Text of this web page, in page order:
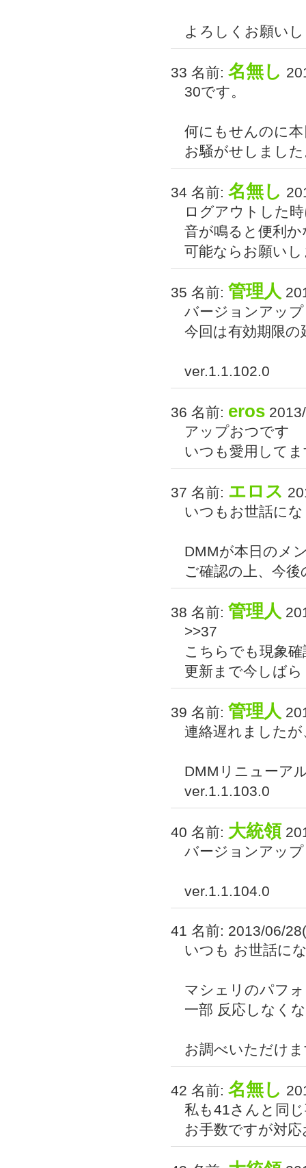
よろしくお願い
33 名前: 名無し
30です。
何にもせんのに
お騒がせしまし
34 名前: 名無し
ログアウトした
音が鳴ると便利
可能ならお願い
35 名前: 管理人
バージョンアッ
今回は有効期限
ver.1.1.102.0
36 名前: eros
アップおつです
いつも愛用して
37 名前: エロス
いつもお世話に
DMMが本日のメ
ご確認の上、今
38 名前: 管理人
>>37
こちらでも現象
更新まで今しば
39 名前: 管理人
連絡遅れました
DMMリニューア
ver.1.1.103.0
40 名前: 大統領
バージョンアッ
ver.1.1.104.0
41 名前: 2013/06/
いつも お世話に
マシェリのパフ
一部 反応しなく
お調べいただけ
42 名前: 名無し
私も41さんと同
お手数ですが対